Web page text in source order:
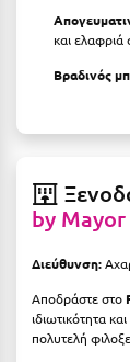
Κέρκυρα
Κοκκώνι
Κομοτηνή
Κόνιτσα
Κόρινθος
Κορώνη
Κουρούτα
και ελαφριά
Βραδινός
by
Διεύθυνση:
Αποδράστε στο
ιδιωτικότητα
πολυτελή